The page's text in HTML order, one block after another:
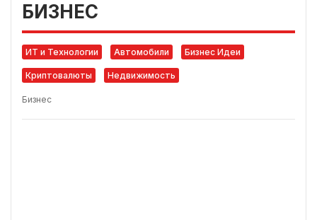
БИЗНЕС
ИТ и Технологии Автомобили Бизнес Идеи
Криптовалюты Недвижимость
Бизнес